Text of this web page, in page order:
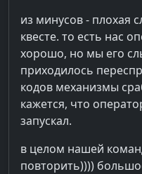
из минусов - плохая
квесте. то есть нас
хорошо, но мы его
приходилось
кодов механизмы
кажется, что
запускал.
в целом нашей
повторить))))